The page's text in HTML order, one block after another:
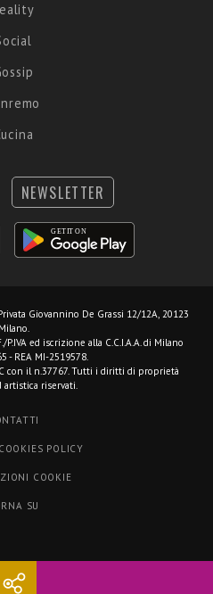
NEWSLETTER
Giovannino De Grassi 12/12A, 20123
Milano.
P.IVA ed iscrizione alla C.C.I.A.A. di Milano
- REA MI-2519578.
con il n.37767. Tutti i diritti di proprietà
artistica riservati.
POLICY
COOKIE
SU